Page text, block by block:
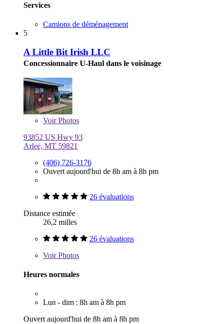
Services
Camions de déménagement
5
A Little Bit Irish LLC
Concessionnaire U-Haul dans le voisinage
VoirPhotos
93852 US Hwy 93
Arlee, MT 59821
(406) 726-3176
Ouvert aujourd'hui de 8h am à 8h pm
26 évaluations
Distance estimée
26,2 milles
26 évaluations
VoirPhotos
Heures normales
Lun - dim : 8h am à 8h pm
Ouvert aujourd'hui de 8h am à 8h pm